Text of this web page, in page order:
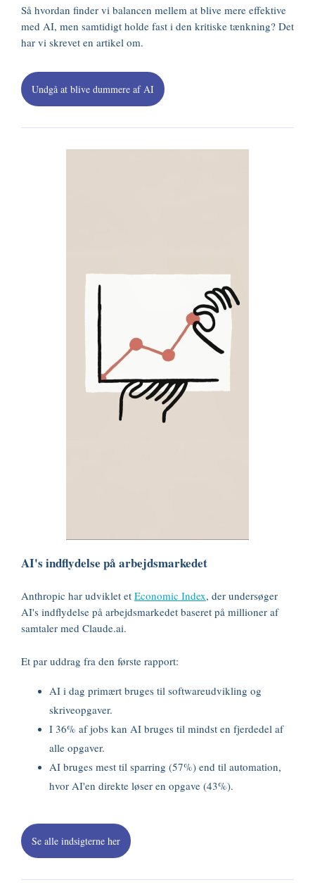
Så hvordan finder vi balancen mellem at blive mere effektive
med AI, men samtidigt holde fast i den kritiske tænkning? Det
har vi skrevet en artikel om.
Undgå at blive dummere af AI
AI's indflydelse på arbejdsmarkedet
Anthropic har udviklet et Economic Index, der undersøger
AI's indflydelse på arbejdsmarkedet baseret på millioner af
samtaler med Claude.ai.
Et par uddrag fra den første rapport:
AI i dag primært bruges til softwareudvikling og
skriveopgaver.
I 36% af jobs kan AI bruges til mindst en fjerdedel af
alle opgaver.
AI bruges mest til sparring (57%) end til automation,
hvor AI'en direkte løser en opgave (43%).
Se alle indsigterne her